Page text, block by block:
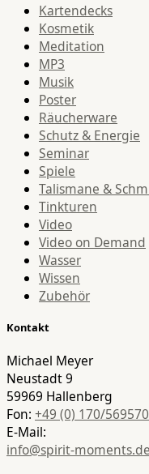
Kartendecks
Kosmetik
Meditation
MP3
Musik
Poster
Räucherware
Schutz & Energie
Seminar
Spiele
Talismane &
Tinkturen
Video
Video on Demand
Wasser
Wissen
Zubehör
Kontakt
Michael Meyer
Neustadt 9
59969 Hallenberg
Fon: +49 (0) 170/
E-Mail:
info@spirit-moments.de